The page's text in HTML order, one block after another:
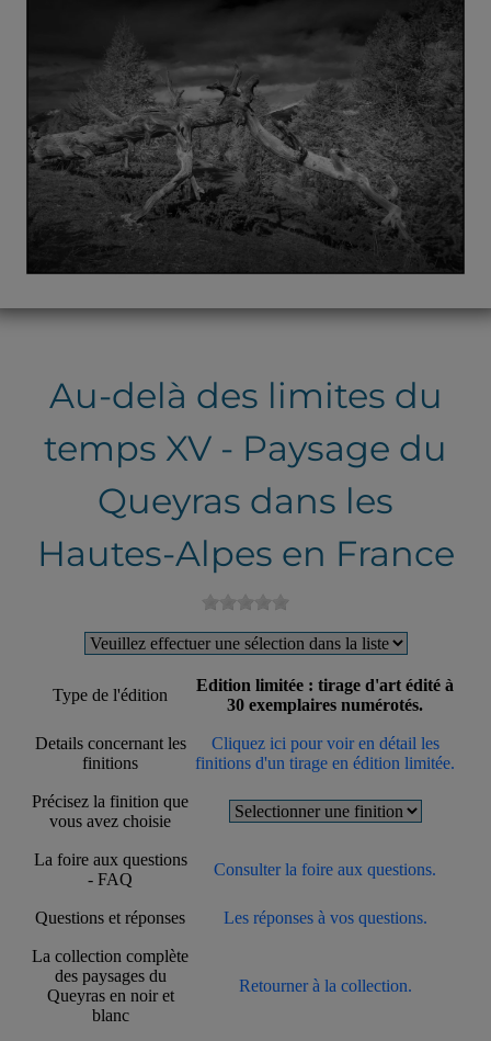
Au-delà des limites du
temps XV - Paysage du
Queyras dans les
Hautes-Alpes en France
Type de l'édition
Edition limitée : tirage d'art édité à
30 exemplaires numérotés.
Details concernant les
finitions
Cliquez ici pour voir en détail les
finitions d'un tirage en édition limitée.
Précisez la finition que
vous avez choisie
La foire aux questions
- FAQ
Consulter la foire aux questions.
Questions et réponses Les réponses à vos questions.
La collection complète
des paysages du
Queyras en noir et
blanc
Retourner à la collection.